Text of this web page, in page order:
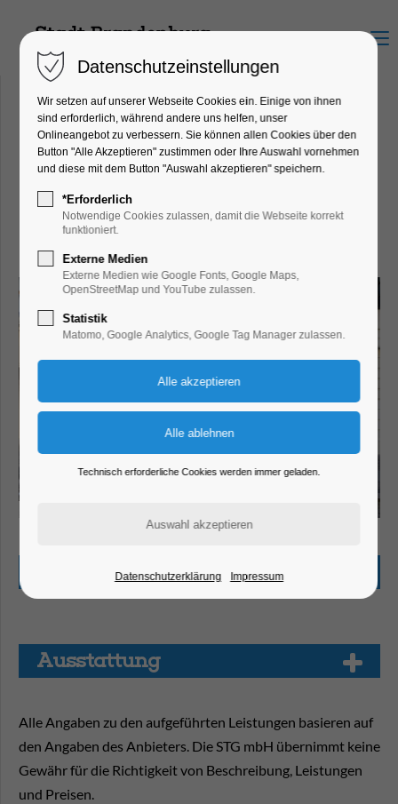
Menu
Salon an der
Jahrtausendbrücke
Hauptstraße 62, 14776
Brandenburg an der Havel
Beschreibung
Aus­stat­tung
Alle Angaben zu den aufgeführten Leistungen basieren auf
den Angaben des Anbieters. Die STG mbH übernimmt keine
Gewähr für die Richtigkeit von Beschreibung, Leistungen
und Preisen.
Datenschutzeinstellungen
Wir setzen auf unserer Webseite Cookies ein. Einige von ihnen
sind erforderlich, während andere uns helfen, unser
Onlineangebot zu verbessern. Sie können allen Cookies über den
Button "Alle Akzeptieren" zustimmen oder Ihre Auswahl vornehmen
und diese mit dem Button "Auswahl akzeptieren" speichern.
*Erforderlich
Notwendige Cookies zulassen, damit die Webseite korrekt
funktioniert.
Externe Medien
Externe Medien wie Google Fonts, Google Maps,
OpenStreetMap und YouTube zulassen.
Statistik
Matomo, Google Analytics, Google Tag Manager zulassen.
Technisch erforderliche Cookies werden immer geladen.
Datenschutzerklärung Impressum